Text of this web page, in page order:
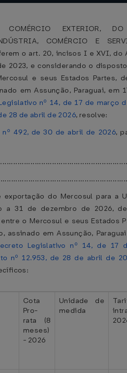
EXTERIOR,
INDÚSTRIA, COMÉRCIO E
o art. 20, incisos I e XVI, do
2023, e considerando o
e seus Estados Partes,
em Assunção, Paraguai, em
nº 14, de 17 de março
28 de abril de 2026, resolve:
nº 492, de 30 de abril de 2026,
do Mercosul para a
a 31 de dezembro de 2026,
o Mercosul e seus Estados
assinado em Assunção,
Legislativo nº 14, de 17
nº 12.953, de 28 de abril de
Cota
Pro-
rata (8
meses)
- 2026
Unidade de
medida